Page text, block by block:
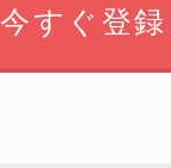
今すぐ登録